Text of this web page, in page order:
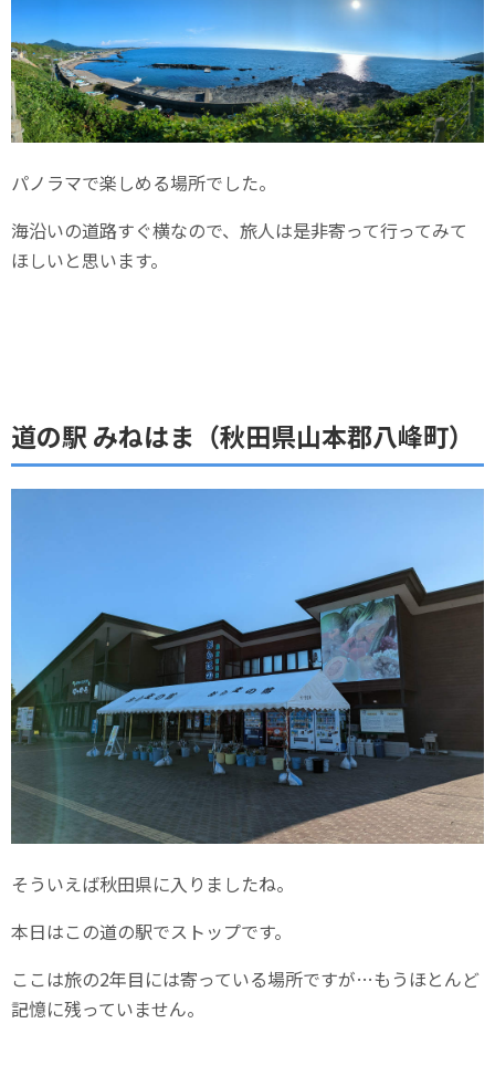
パノラマで楽しめる場所でした。
海沿いの道路すぐ横なので、旅人は是非寄って行ってみて
ほしいと思います。
道の駅 みねはま（秋田県山本郡八峰町）
そういえば秋田県に入りましたね。
本日はこの道の駅でストップです。
ここは旅の2年目には寄っている場所ですが…もうほとんど
記憶に残っていません。